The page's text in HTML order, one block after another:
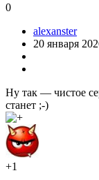
0
alexanster
20 января
Ну так — чистое
станет ;-)
+1